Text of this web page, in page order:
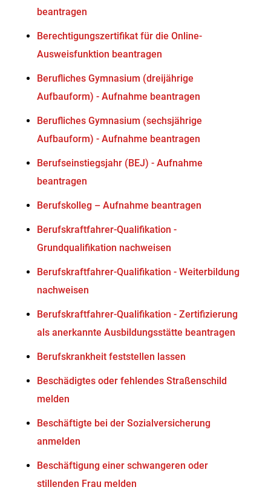
beantragen
Berechtigungszertifikat für die Online-
Ausweisfunktion beantragen
Berufliches Gymnasium (dreijährige
Aufbauform) - Aufnahme beantragen
Berufliches Gymnasium (sechsjährige
Aufbauform) - Aufnahme beantragen
Berufseinstiegsjahr (BEJ) - Aufnahme
beantragen
Berufskolleg – Aufnahme beantragen
Berufskraftfahrer-Qualifikation -
Grundqualifikation nachweisen
Berufskraftfahrer-Qualifikation - Weiterbildung
nachweisen
Berufskraftfahrer-Qualifikation - Zertifizierung
als anerkannte Ausbildungsstätte beantragen
Berufskrankheit feststellen lassen
Beschädigtes oder fehlendes Straßenschild
melden
Beschäftigte bei der Sozialversicherung
anmelden
Beschäftigung einer schwangeren oder
stillenden Frau melden